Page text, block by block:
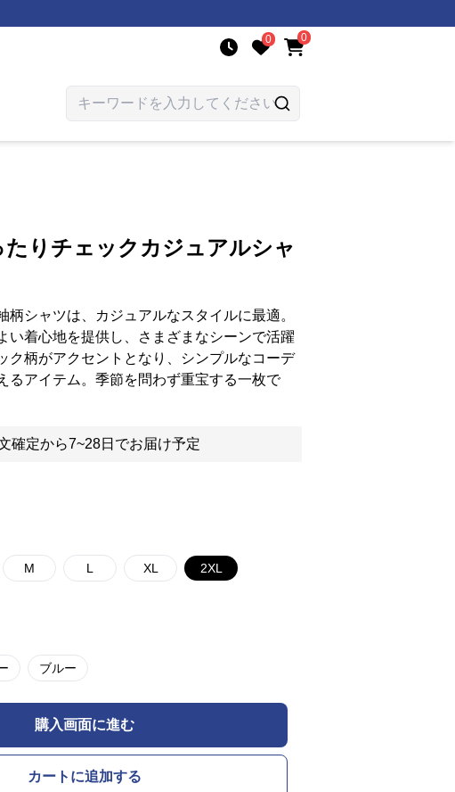
0 0
りチェックカジュアルシャ
柄シャツは、カジュアルなスタイルに最適。
い着心地を提供し、さまざまなシーンで活躍
ク柄がアクセントとなり、シンプルなコーデ
るアイテム。季節を問わず重宝する一枚で
確定から7~28日でお届け予定
M L XL 2XL
ブルー
購入画面に進む
カートに追加する